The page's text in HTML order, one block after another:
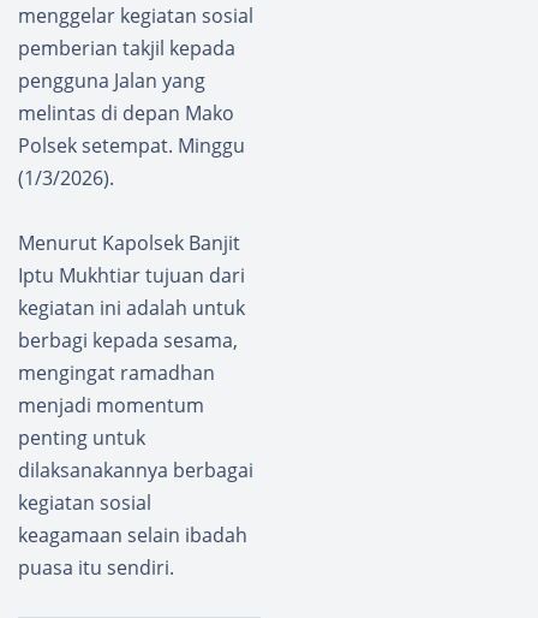
menggelar kegiatan sosial
pemberian takjil kepada
pengguna Jalan yang
melintas di depan Mako
Polsek setempat. Minggu
(1/3/2026).
Menurut Kapolsek Banjit
Iptu Mukhtiar tujuan dari
kegiatan ini adalah untuk
berbagi kepada sesama,
mengingat ramadhan
menjadi momentum
penting untuk
dilaksanakannya berbagai
kegiatan sosial
keagamaan selain ibadah
puasa itu sendiri.